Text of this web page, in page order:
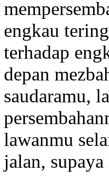
engkau
terhadap
depan
saudaramu,
lawanmu
jalan,